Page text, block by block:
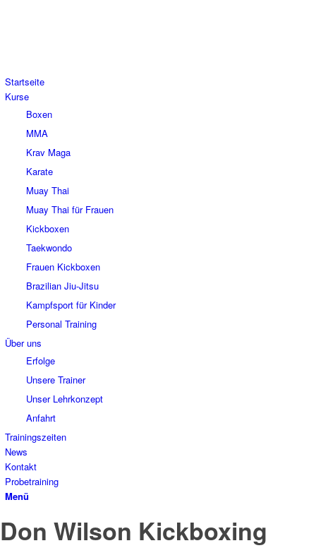
Startseite
Kurse
Boxen
MMA
Krav Maga
Karate
Muay Thai
Muay Thai für Frauen
Kickboxen
Taekwondo
Frauen Kickboxen
Brazilian Jiu-Jitsu
Kampfsport für Kinder
Personal Training
Über uns
Erfolge
Unsere Trainer
Unser Lehrkonzept
Anfahrt
Trainingszeiten
News
Kontakt
Probetraining
Menü
Don Wilson Kickboxing